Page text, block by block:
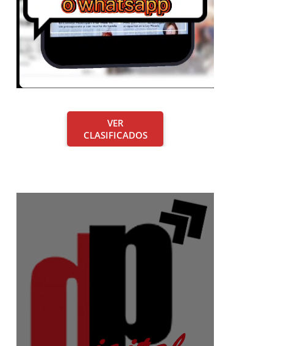
VER
CLASIFICADOS